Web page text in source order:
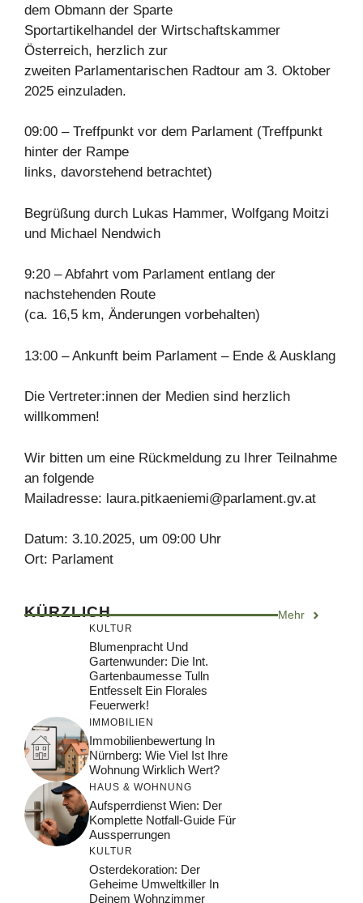
dem Obmann der Sparte
Sportartikelhandel der Wirtschaftskammer
Österreich, herzlich zur
zweiten Parlamentarischen Radtour am 3. Oktober
2025 einzuladen.
09:00 – Treffpunkt vor dem Parlament (Treffpunkt
hinter der Rampe
links, davorstehend betrachtet)
Begrüßung durch Lukas Hammer, Wolfgang Moitzi
und Michael Nendwich
9:20 – Abfahrt vom Parlament entlang der
nachstehenden Route
(ca. 16,5 km, Änderungen vorbehalten)
13:00 – Ankunft beim Parlament – Ende & Ausklang
Die Vertreter:innen der Medien sind herzlich
willkommen!
Wir bitten um eine Rückmeldung zu Ihrer Teilnahme
an folgende
Mailadresse: laura.pitkaeniemi@parlament.gv.at
Datum: 3.10.2025, um 09:00 Uhr
Ort: Parlament
KÜRZLICH Mehr
KULTUR
Blumenpracht Und
Gartenwunder: Die Int.
Gartenbaumesse Tulln
Entfesselt Ein Florales
Feuerwerk!
IMMOBILIEN
Immobilienbewertung In
Nürnberg: Wie Viel Ist Ihre
Wohnung Wirklich Wert?
HAUS & WOHNUNG
Aufsperrdienst Wien: Der
Komplette Notfall-Guide Für
Aussperrungen
KULTUR
Osterdekoration: Der
Geheime Umweltkiller In
Deinem Wohnzimmer